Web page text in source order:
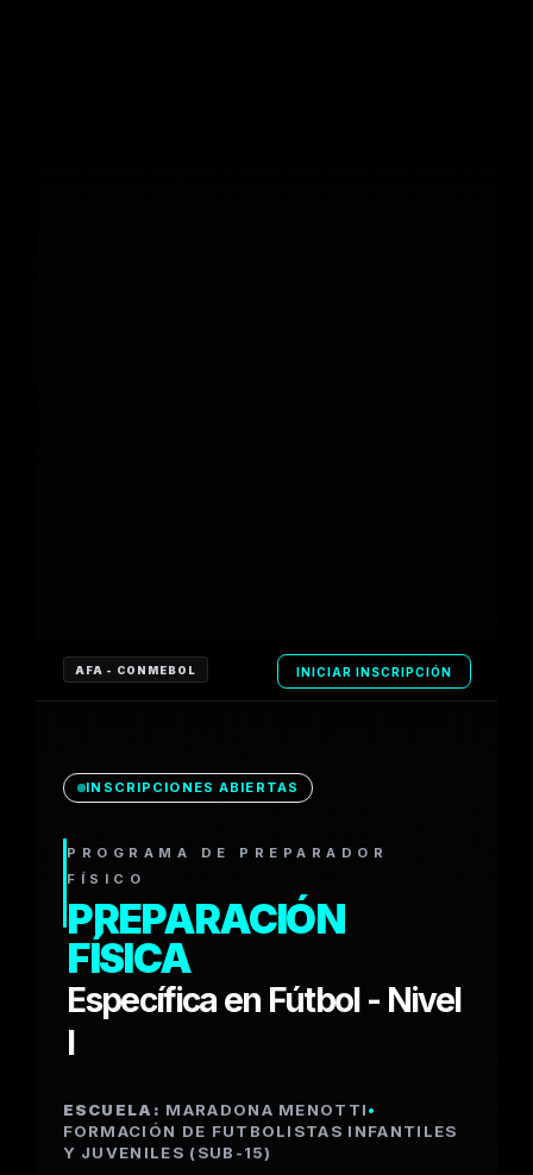
AFA - CONMEBOL INICIAR INSCRIPCIÓN
INSCRIPCIONES ABIERTAS
PROGRAMA DE PREPARADOR
FÍSICO
PREPARACIÓN
FÍSICA
Específica en Fútbol - Nivel
I
ESCUELA: MARADONA MENOTTI•
FORMACIÓN DE FUTBOLISTAS INFANTILES
Y JUVENILES (SUB-15)